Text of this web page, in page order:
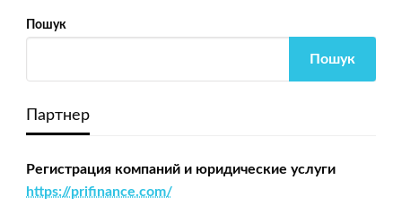
Пошук
Пошук
Партнер
Регистрация компаний и юридические услуги
https://prifinance.com/